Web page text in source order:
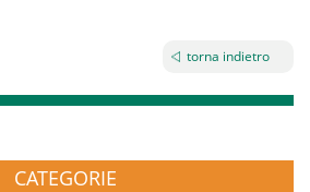
torna indietro
CATEGORIE